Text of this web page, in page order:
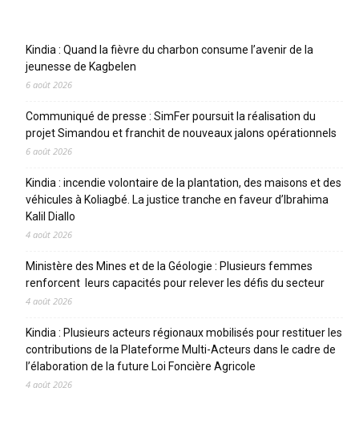
Kindia : Quand la fièvre du charbon consume l’avenir de la
jeunesse de Kagbelen
6 août 2026
Communiqué de presse : SimFer poursuit la réalisation du
projet Simandou et franchit de nouveaux jalons opérationnels
6 août 2026
Kindia : incendie volontaire de la plantation, des maisons et des
véhicules à Koliagbé. La justice tranche en faveur d’Ibrahima
Kalil Diallo
4 août 2026
Ministère des Mines et de la Géologie : Plusieurs femmes
renforcent leurs capacités pour relever les défis du secteur
4 août 2026
Kindia : Plusieurs acteurs régionaux mobilisés pour restituer les
contributions de la Plateforme Multi-Acteurs dans le cadre de
l’élaboration de la future Loi Foncière Agricole
4 août 2026